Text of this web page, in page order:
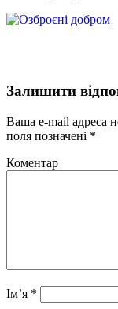
Залишити
Ваша e-mail адреса
поля позначені *
Коментар
Ім’я *